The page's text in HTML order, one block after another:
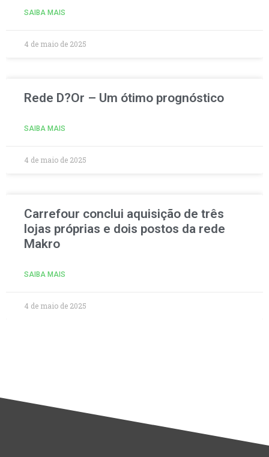
SAIBA MAIS
4 de maio de 2025
Rede D?Or – Um ótimo prognóstico
SAIBA MAIS
4 de maio de 2025
Carrefour conclui aquisição de três
lojas próprias e dois postos da rede
Makro
SAIBA MAIS
4 de maio de 2025